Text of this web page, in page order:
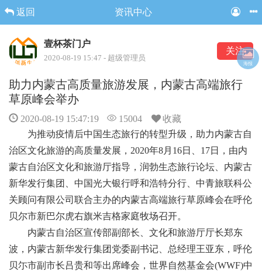
返回 资讯中心
壹杯茶门户
2020-08-19 15:47 - 超级管理员
关注
助力内蒙古高质量旅游发展，内蒙古高端旅行
草原峰会举办
2020-08-19 15:47:19 15004
收藏
为推动疫情后中国生态旅行的转型升级，助力内蒙古自
治区文化旅游的高质量发展，2020年8月16日、17日，由内
蒙古自治区文化和旅游厅指导，润勃生态旅行论坛、内蒙古
新华发行集团、中国光大银行呼和浩特分行、中青旅联科公
关顾问有限公司联合主办的内蒙古高端旅行草原峰会在呼伦
贝尔市新巴尔虎右旗米吉格家庭牧场召开。
内蒙古自治区宣传部副部长、文化和旅游厅厅长郑东
波，内蒙古新华发行集团党委副书记、总经理王亚东，呼伦
贝尓市副市长吕贵和等出席峰会，世界自然基金会(WWF)中
海报